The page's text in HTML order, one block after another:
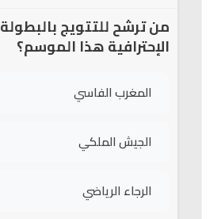
من ترشح للتتويج بالبطولة
الإحترافية هذا الموسم؟
المغرب الفاسي
الجيش الملكي
الرجاء الرياضي